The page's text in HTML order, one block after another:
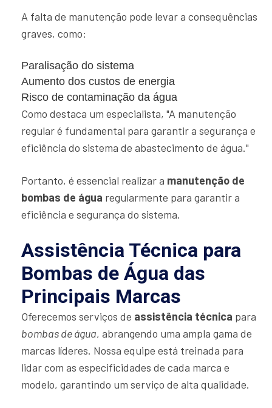
A falta de manutenção pode levar a consequências
graves, como:
Paralisação do sistema
Aumento dos custos de energia
Risco de contaminação da água
Como destaca um especialista, "A manutenção
regular é fundamental para garantir a segurança e
eficiência do sistema de abastecimento de água."
Portanto, é essencial realizar a manutenção de
bombas de água regularmente para garantir a
eficiência e segurança do sistema.
Assistência Técnica para
Bombas de Água das
Principais Marcas
Oferecemos serviços de assistência técnica para
bombas de água, abrangendo uma ampla gama de
marcas líderes. Nossa equipe está treinada para
lidar com as especificidades de cada marca e
modelo, garantindo um serviço de alta qualidade.